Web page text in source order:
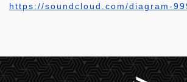
https://soundcloud.com/diagram-